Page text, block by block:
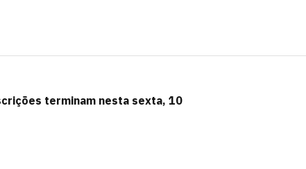
terminam nesta sexta, 10